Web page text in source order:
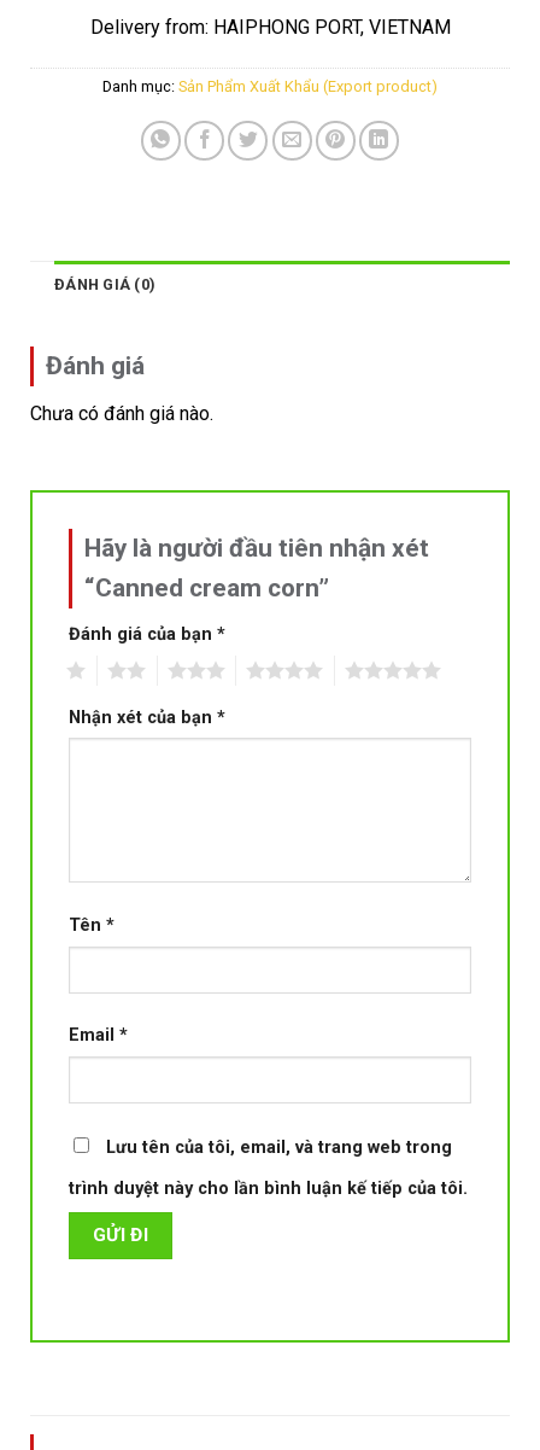
Delivery from: HAIPHONG PORT, VIETNAM
Danh mục: Sản Phẩm Xuất Khẩu (Export product)
ĐÁNH GIÁ (0)
Đánh giá
Chưa có đánh giá nào.
Hãy là người đầu tiên nhận xét
“Canned cream corn”
Đánh giá của bạn *
Nhận xét của bạn *
Tên *
Email *
Lưu tên của tôi, email, và trang web trong
trình duyệt này cho lần bình luận kế tiếp của tôi.